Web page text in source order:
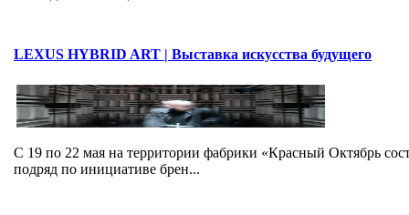
LEXUS HYBRID ART | Выставка искусства будущего
C 19 по 22 мая на территории фабрики «Красный Октябрь
подряд по инициативе брен...